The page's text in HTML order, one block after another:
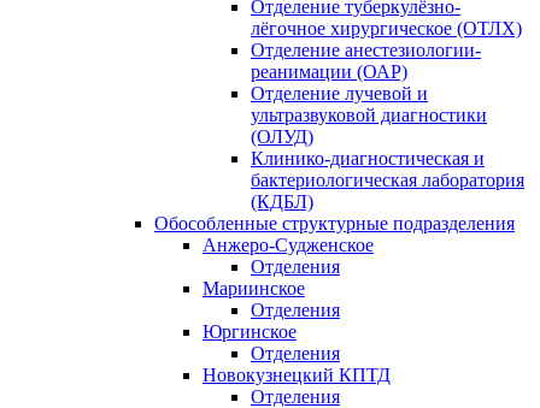
Отделение туберкулёзно-
лёгочное хирургическое (ОТЛХ)
Отделение анестезиологии-
реанимации (ОАР)
Отделение лучевой и
ультразвуковой диагностики
(ОЛУД)
Клинико-диагностическая и
бактериологическая лаборатория
(КДБЛ)
Обособленные структурные подразделения
Анжеро-Судженское
Отделения
Мариинское
Отделения
Юргинское
Отделения
Новокузнецкий КПТД
Отделения